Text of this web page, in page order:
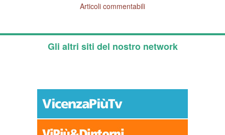
Articoli commentabili
Gli altri siti del nostro network